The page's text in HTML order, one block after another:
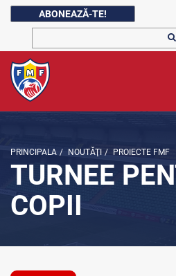
ABONEAZĂ-TE!
PRINCIPALA / NOUTĂŢI / PROIECTE FMF
TURNEE
COPII